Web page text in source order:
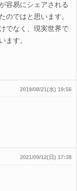
容易にシェアされる
のではと思います。
でなく、現実世界で
ます。
2019/08/21(水) 19:56
2021/09/12(日) 17:38